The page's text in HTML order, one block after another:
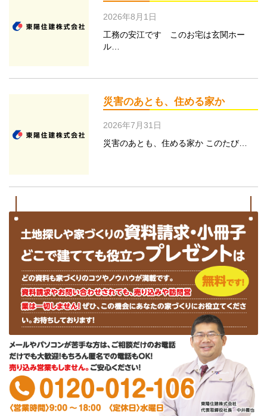
2026年8月1日
工務の安江です このお宅は玄関ホー
ル…
災害のあとも、住める家か
2026年7月31日
災害のあとも、住める家か このたび…